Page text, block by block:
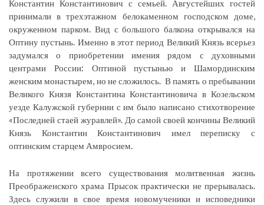
Константин Константинович с семьей. Августейших гостей
принимали в трехэтажном белокаменном господском доме,
окруженном парком. Вид с большого балкона открывался на
Оптину пустынь. Именно в этот период Великий Князь всерьез
задумался о приобретении имения рядом с духовными
центрами России: Оптиной пустынью и Шамординским
женским монастырем, но не сложилось. В память о пребывании
Великого Князя Константина Константиновича в Козельском
уезде Калужской губернии с им было написано стихотворение
«Последней стаей журавлей». До самой своей кончины Великий
Князь Константин Константинович имел переписку с
оптинским старцем Амвросием.
На протяжении всего существования молитвенная жизнь
Преображенского храма Прысок практически не прерывалась.
Здесь служили в свое время новомученики и исповедники